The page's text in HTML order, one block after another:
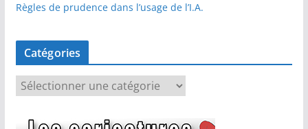
Règles de prudence dans l’usage de l’I.A.
Catégories